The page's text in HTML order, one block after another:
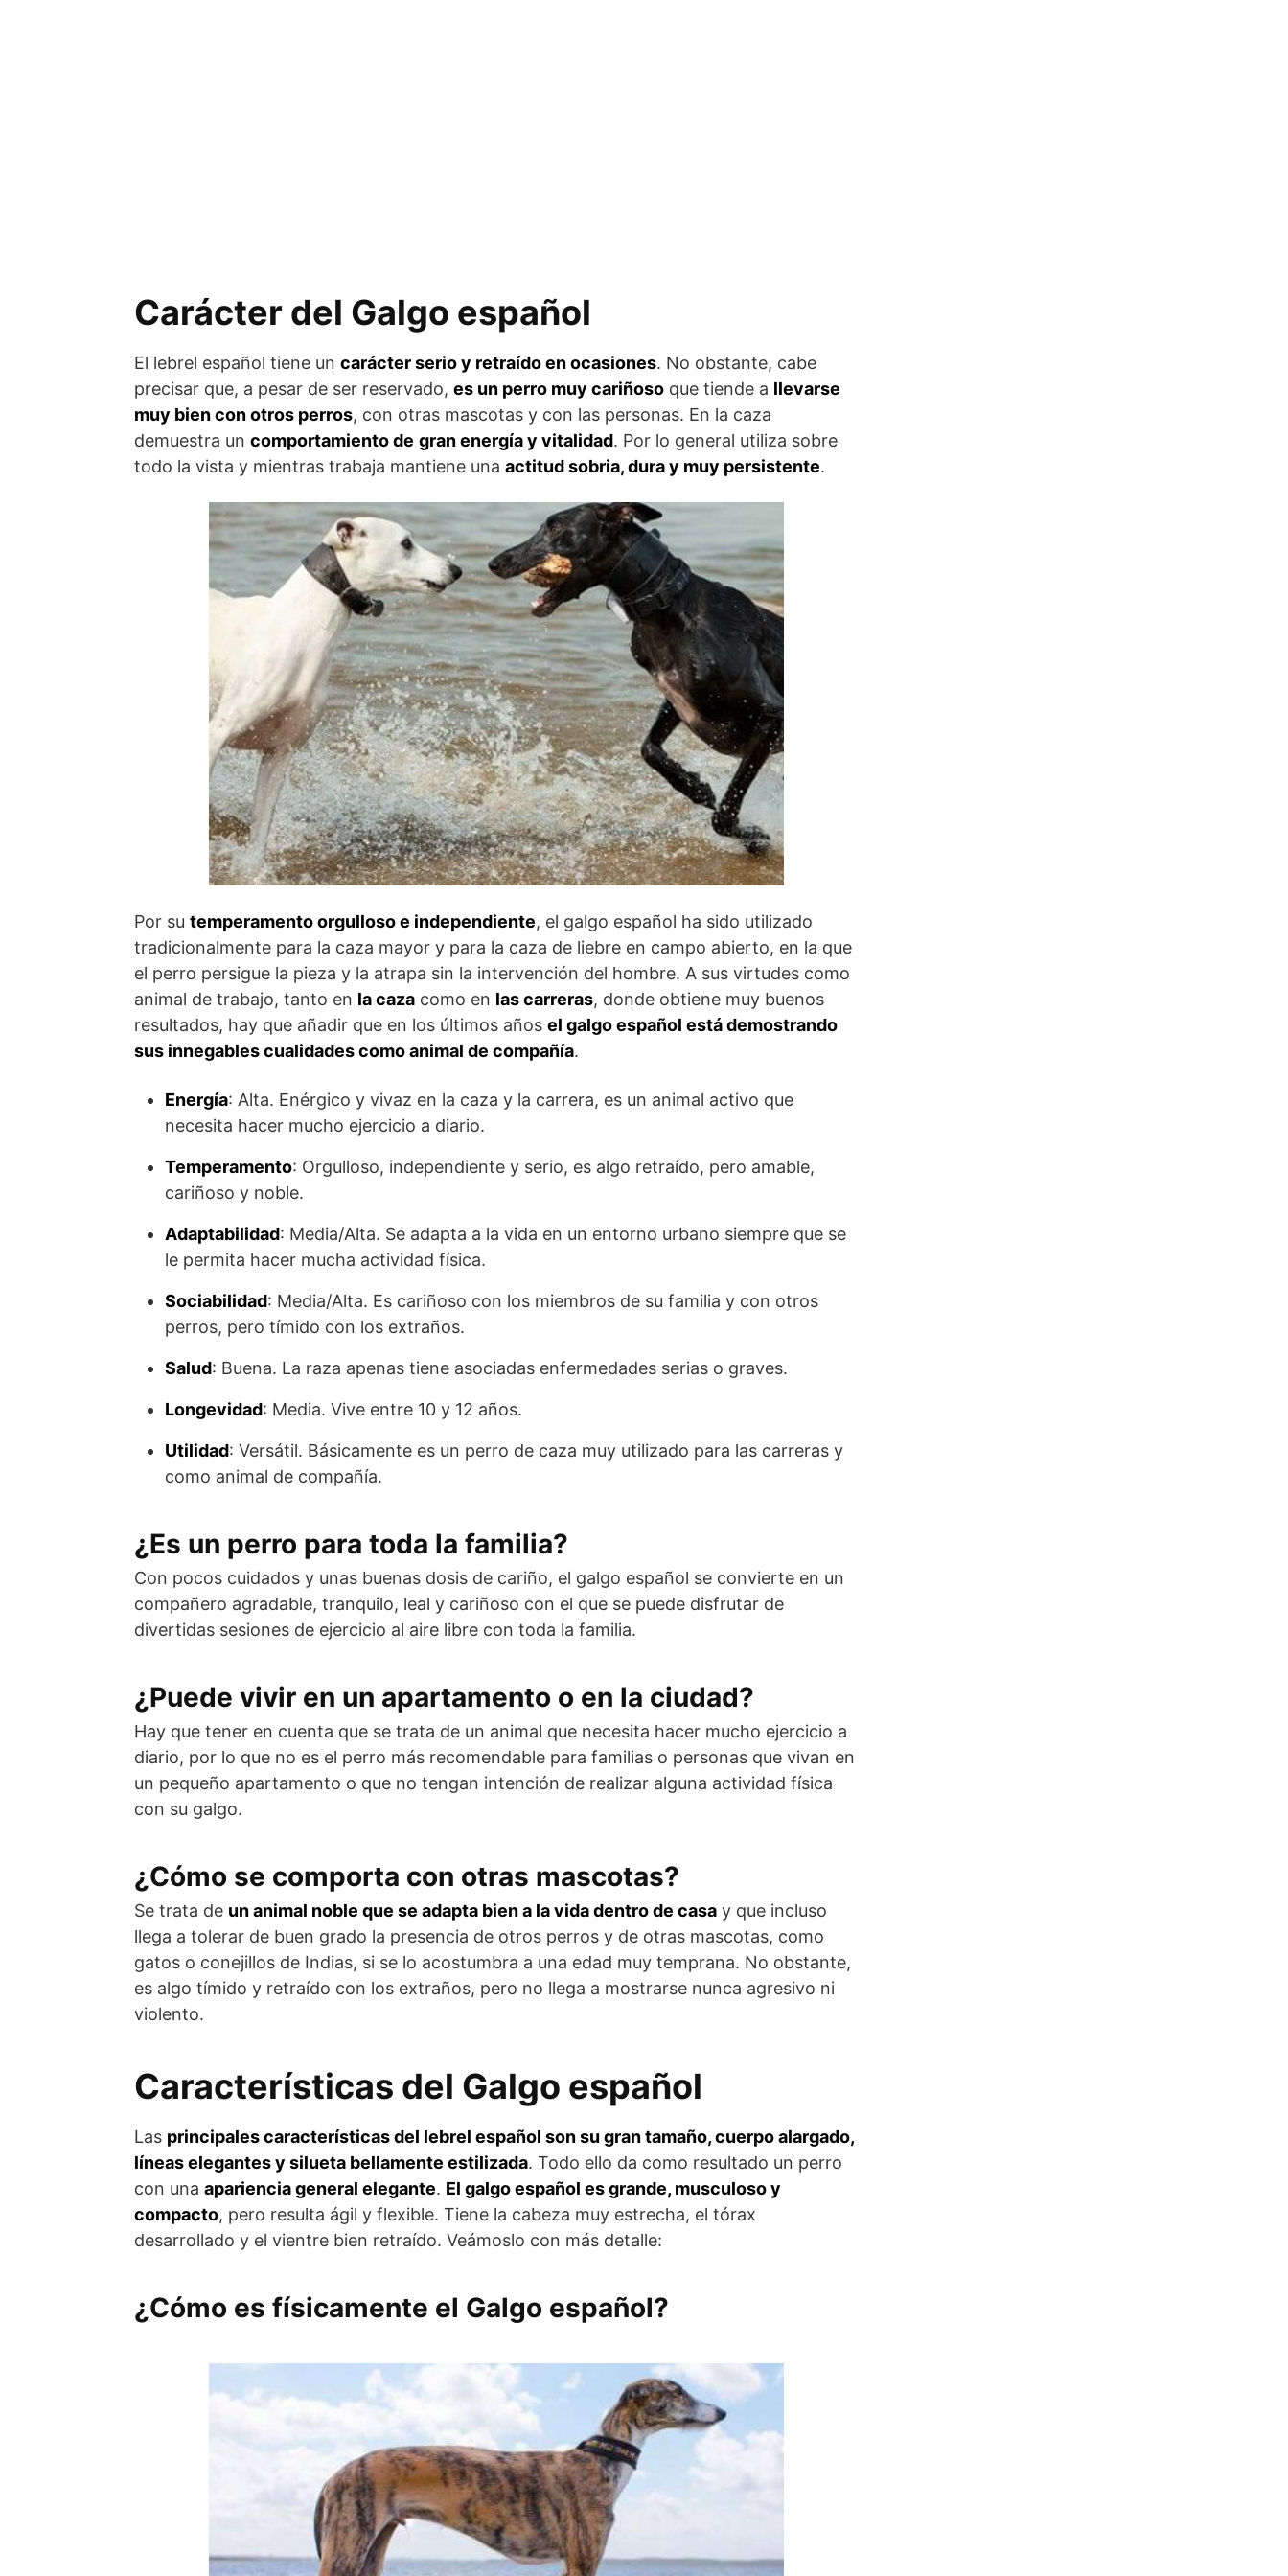
Carácter del Galgo español
El lebrel español tiene un carácter serio y retraído en ocasiones. No obstante, cabe
precisar que, a pesar de ser reservado, es un perro muy cariñoso que tiende a llevarse
muy bien con otros perros, con otras mascotas y con las personas. En la caza
demuestra un comportamiento de gran energía y vitalidad. Por lo general utiliza sobre
todo la vista y mientras trabaja mantiene una actitud sobria, dura y muy persistente.
Por su temperamento orgulloso e independiente, el galgo español ha sido utilizado
tradicionalmente para la caza mayor y para la caza de liebre en campo abierto, en la que
el perro persigue la pieza y la atrapa sin la intervención del hombre. A sus virtudes como
animal de trabajo, tanto en la caza como en las carreras, donde obtiene muy buenos
resultados, hay que añadir que en los últimos años el galgo español está demostrando
sus innegables cualidades como ani­mal de compañía.
Energía: Alta. Enérgico y vivaz en la caza y la carrera, es un animal activo que
necesita hacer mucho ejercicio a diario.
Temperamento: Orgulloso, independiente y serio, es algo retraído, pero amable,
cariñoso y noble.
Adaptabilidad: Media/Alta. Se adapta a la vida en un entorno urbano siempre que se
le permita hacer mucha actividad física.
Sociabilidad: Media/Alta. Es cariñoso con los miembros de su familia y con otros
perros, pero tímido con los extraños.
Salud: Buena. La raza apenas tiene asociadas enfermedades serias o graves.
Longevidad: Media. Vive entre 10 y 12 años.
Utilidad: Versátil. Básicamente es un perro de caza muy utilizado para las carreras y
como animal de compañía.
¿Es un perro para toda la familia?
Con pocos cuidados y unas buenas dosis de cariño, el galgo español se convierte en un
compa­ñero agradable, tranquilo, leal y cariñoso con el que se puede disfrutar de
divertidas sesiones de ejercicio al aire libre con toda la familia.
¿Puede vivir en un apartamento o en la ciudad?
Hay que tener en cuenta que se trata de un animal que necesita hacer mucho ejercicio a
diario, por lo que no es el perro más recomendable para familias o personas que vivan en
un pequeño apartamento o que no tengan intención de realizar alguna actividad física
con su galgo.
¿Cómo se comporta con otras mascotas?
Se trata de un animal noble que se adapta bien a la vida dentro de casa y que incluso
llega a tolerar de buen grado la presencia de otros perros y de otras mascotas, como
gatos o conejillos de Indias, si se lo acostumbra a una edad muy temprana. No obstante,
es algo tímido y retraído con los extraños, pero no llega a mostrarse nunca agresivo ni
violento.
Características del Galgo español
Las principales características del lebrel español son su gran tamaño, cuerpo alargado,
líneas elegantes y silueta bellamente estilizada. Todo ello da como resultado un perro
con una apariencia general elegante. El galgo español es grande, musculoso y
compacto, pero resulta ágil y flexible. Tiene la cabeza muy estrecha, el tórax
desarrollado y el vientre bien retraído. Veámoslo con más detalle:
¿Cómo es físicamente el Galgo español?